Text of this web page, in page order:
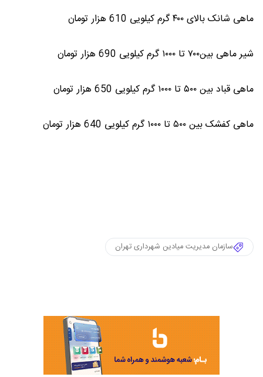
ماهی شانک بالای ۴۰۰ گرم کیلویی 610 هزار تومان
شیر ماهی بین۷۰۰ تا ۱۰۰۰ گرم کیلویی 690 هزار تومان
ماهی قباد بین ۵۰۰ تا ۱۰۰۰ گرم کیلویی 650 هزار تومان
ماهی کفشک بین ۵۰۰ تا ۱۰۰۰ گرم کیلویی 640 هزار تومان
سازمان مدیریت میادین شهرداری تهران